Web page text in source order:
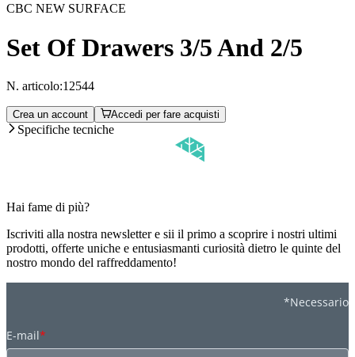
CBC NEW SURFACE
Set Of Drawers 3/5 And 2/5
N. articolo:12544
Crea un account Accedi per fare acquisti
Specifiche tecniche
Hai fame di più?
Iscriviti alla nostra newsletter e sii il primo a scoprire i nostri ultimi
prodotti, offerte uniche e entusiasmanti curiosità dietro le quinte del
nostro mondo del raffreddamento!
*Necessario
E-mail*